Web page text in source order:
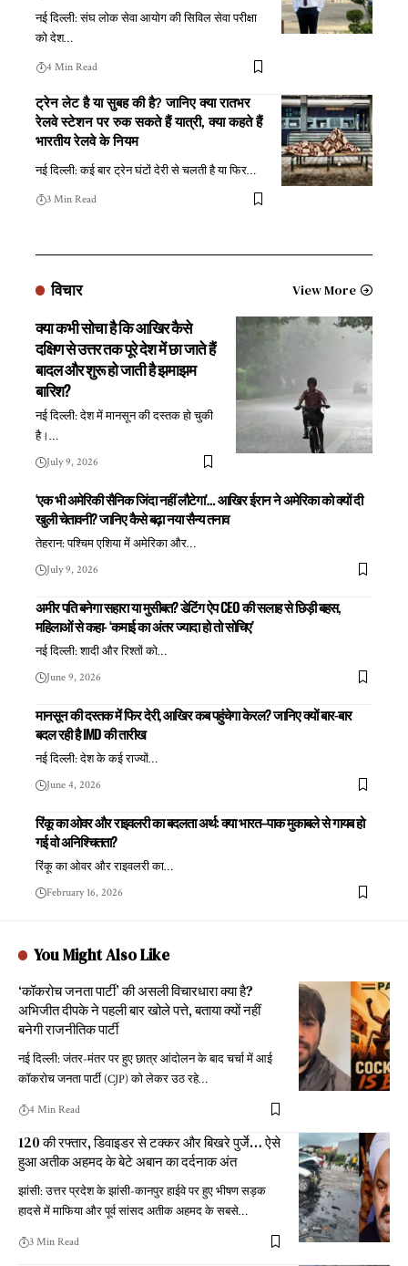
नई दिल्ली: संघ लोक सेवा आयोग की सिविल सेवा परीक्षा
को देश…
4 Min Read
ट्रेन लेट है या सुबह की है? जानिए क्या रातभर
रेलवे स्टेशन पर रुक सकते हैं यात्री, क्या कहते हैं
भारतीय रेलवे के नियम
नई दिल्ली: कई बार ट्रेन घंटों देरी से चलती है या फिर…
3 Min Read
विचार View More
क्या कभी सोचा है कि आखिर कैसे
दक्षिण से उत्तर तक पूरे देश में छा जाते हैं
बादल और शुरू हो जाती है झमाझम
बारिश?
नई दिल्ली: देश में मानसून की दस्तक हो चुकी
है।…
July 9, 2026
‘एक भी अमेरिकी सैनिक जिंदा नहीं लौटेगा’… आखिर ईरान ने अमेरिका को क्यों दी
खुली चेतावनी? जानिए कैसे बढ़ा नया सैन्य तनाव
तेहरान: पश्चिम एशिया में अमेरिका और…
July 9, 2026
अमीर पति बनेगा सहारा या मुसीबत? डेटिंग ऐप CEO की सलाह से छिड़ी बहस,
महिलाओं से कहा- ‘कमाई का अंतर ज्यादा हो तो सोचिए’
नई दिल्ली: शादी और रिश्तों को…
June 9, 2026
मानसून की दस्तक में फिर देरी, आखिर कब पहुंचेगा केरल? जानिए क्यों बार-बार
बदल रही है IMD की तारीख
नई दिल्ली: देश के कई राज्यों…
June 4, 2026
रिंकू का ओवर और राइवलरी का बदलता अर्थ: क्या भारत–पाक मुकाबले से गायब हो
गई वो अनिश्चितता?
रिंकू का ओवर और राइवलरी का…
February 16, 2026
You Might Also Like
‘कॉकरोच जनता पार्टी’ की असली विचारधारा क्या है?
अभिजीत दीपके ने पहली बार खोले पत्ते, बताया क्यों नहीं
बनेगी राजनीतिक पार्टी
नई दिल्ली: जंतर-मंतर पर हुए छात्र आंदोलन के बाद चर्चा में आई
कॉकरोच जनता पार्टी (CJP) को लेकर उठ रहे…
4 Min Read
120 की रफ्तार, डिवाइडर से टक्कर और बिखरे पुर्जे… ऐसे
हुआ अतीक अहमद के बेटे अबान का दर्दनाक अंत
झांसी: उत्तर प्रदेश के झांसी-कानपुर हाईवे पर हुए भीषण सड़क
हादसे में माफिया और पूर्व सांसद अतीक अहमद के सबसे…
3 Min Read